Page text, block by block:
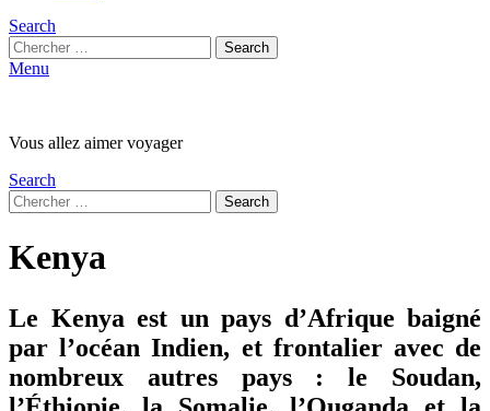
Search
Search
for:
Search
Menu
Vous allez aimer voyager
Search
Search
for:
Search
Kenya
Le Kenya est un pays d’Afrique baigné
par l’océan Indien, et frontalier avec de
nombreux autres pays : le Soudan,